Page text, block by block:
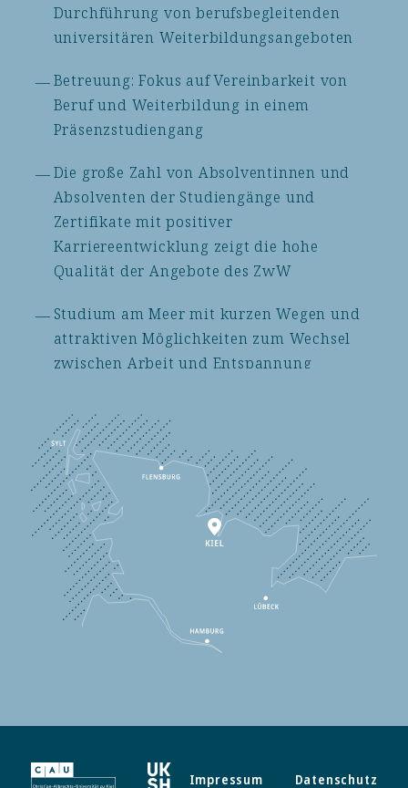
Durchführung von berufsbegleitenden
universitären Weiterbildungsangeboten
Betreuung: Fokus auf Vereinbarkeit von
Beruf und Weiterbildung in einem
Präsenzstudiengang
Die große Zahl von Absolventinnen und
Absolventen der Studiengänge und
Zertifikate mit positiver
Karriereentwicklung zeigt die hohe
Qualität der Angebote des ZwW
Studium am Meer mit kurzen Wegen und
attraktiven Möglichkeiten zum Wechsel
zwischen Arbeit und Entspannung
Impressum Datenschutz